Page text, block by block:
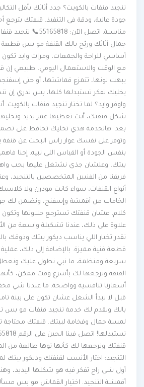
تنجيد قنفات بالكويت؟ جدد أثاثك بأقل
جودة عالية، ودقة في التنفيذ. قنفتك بترجع
مناسبة. اتصل الآن:
جمال أثاثك وريّح بالك القنفة مو بس قطعة
أساسي للراحة والجمعات، ومرات وايد تكون
مع الوقت والاستعمال اليومي، طبيعي إن
يبهت لونها، تتمزع قماشتها، أو حتى
يخليك تفكر تستبدلها كلها، بس تدري إن
واوفر وايد؟ لما تختار تنجيد قنفات بالكويت.
شكل قنفتك، أنت تعطيها عمر يديد وتخليها
بعد. هالخدمة هذي تخليك تحافظ على تصميم
وتوفر على نفسك عوار راس البحث عن قنفة
بنفس الجودة أو القياس اللي تبيه. إحنا
بيتك، وعلشان جذي نشتغل عليها بحب
فريقنا من الفنيين المتخصصين بالتنجيد،
أنواع القنفات، سواء كانت مودرن ولا
الخامات من أقمشة وإسفنج، ونضمن لك
كلام، عشان قنفتك تسترجع حلاوتها وتكون
علاوة على ذلك، عندنا تشكيلة واسعة من
تقدر تختار اللي يناسب ديكور بيتك وذوقك
قطعة فنية مميزة. بالإضافة إلى ذلك، عملية
سريعة ومنظمة، ما نبي نطول عليك ونعطل
القنفة ونرجعها لك بأسرع وقت ممكن، كأنها
أسعارنا تنافسية وواضحة. ما عندنا شي
قبل لا نبدأ الشغل عشان تكون على بينة تامة
بالك ونقدم لك خدمة تنجيد قنفات مو بس
لمسة جمال وفخامة لبيتك. قنفتك محتاجة
قنفتك ونرجعها لك كأنها توها طالعة من
التنجيد: اختار الأنسب لقنفتك وديكور بيتك لما
أول شي راح تفكر فيه هو شكلها اليديد، وهني
أقمشة التنجيد. اختيار القماش مو بس مسألة